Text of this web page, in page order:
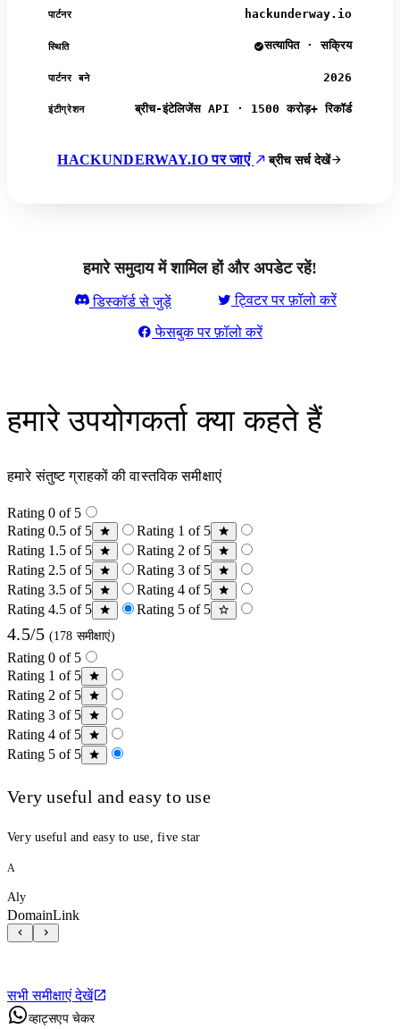
पार्टनर hackunderway.io
स्थिति सत्यापित · सक्रिय
पार्टनर बने 2026
इंटीग्रेशन ब्रीच-इंटेलिजेंस API · 1500 करोड़+ रिकॉर्ड
HACKUNDERWAY.IO पर जाएं ब्रीच सर्च देखें
हमारे समुदाय में शामिल हों और अपडेट रहें!
डिस्कॉर्ड से जुड़ें ट्विटर पर फ़ॉलो करें
फेसबुक पर फ़ॉलो करें
हमारे उपयोगकर्ता क्या कहते हैं
हमारे संतुष्ट ग्राहकों की वास्तविक समीक्षाएं
Rating 0 of 5
Rating 0.5 of 5
Rating 1 of 5
Rating 1.5 of 5
Rating 2 of 5
Rating 2.5 of 5
Rating 3 of 5
Rating 3.5 of 5
Rating 4 of 5
Rating 4.5 of 5
Rating 5 of 5
4.5/5 (178 समीक्षाएं)
Rating 0 of 5
Rating 1 of 5
Rating 2 of 5
Rating 3 of 5
Rating 4 of 5
Rating 5 of 5
Very useful and easy to use
Very useful and easy to use, five star
A
Aly
DomainLink
सभी समीक्षाएं देखें
व्हाट्सएप चेकर